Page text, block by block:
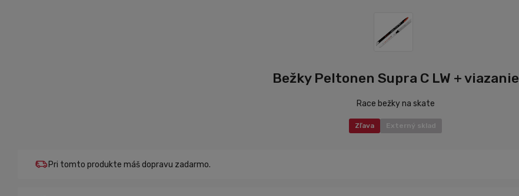
Bežky Peltonen Supra C LW + viazanie
Race bežky na skate
Zľava Externý sklad
Pri tomto produkte máš dopravu zadarmo.